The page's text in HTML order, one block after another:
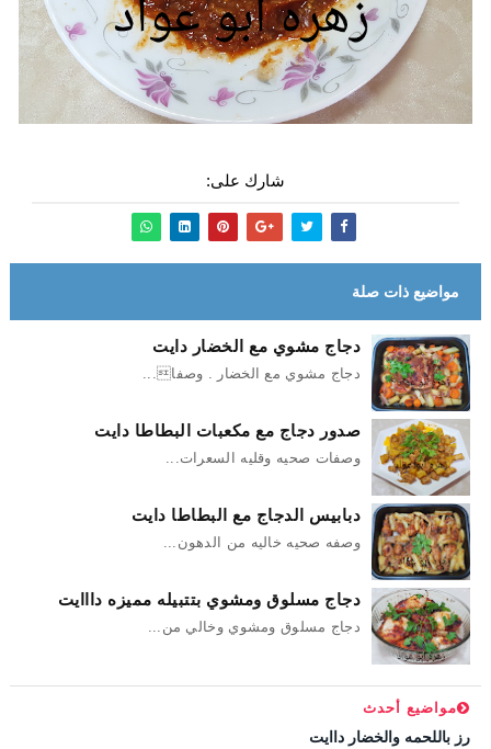
شارك على:
مواضيع ذات صلة
دجاج مشوي مع الخضار دايت
دجاج مشوي مع الخضار . وصفا...
صدور دجاج مع مكعبات البطاطا دايت
وصفات صحيه وقليه السعرات...
دبابيس الدجاج مع البطاطا دايت
وصفه صحيه خاليه من الدهون...
دجاج مسلوق ومشوي بتتبيله مميزه دااايت
دجاج مسلوق ومشوي وخالي من...
مواضيع أحدث
رز باللحمه والخضار داايت